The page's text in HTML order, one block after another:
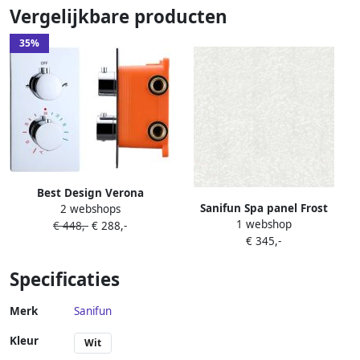
Vergelijkbare producten
35%
Best Design Verona
inbouwthermostaat &
inb.box 2 functies 1 2 ronde
2 webshops
€ 448,- € 288,-
Sanifun Spa panel Frost
White 240 x 120.
1 webshop
€ 345,-
Specificaties
Merk Sanifun
Kleur Wit